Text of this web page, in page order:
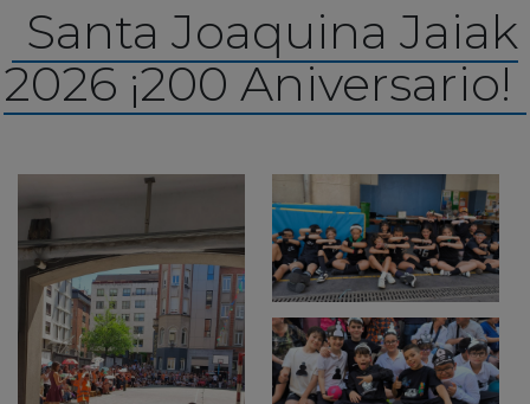
Santa Joaquina Jaiak
2026 ¡200 Aniversario!